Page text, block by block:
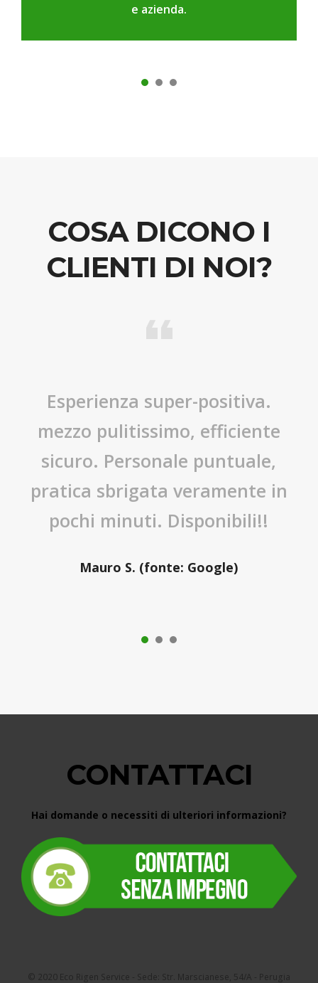
e azienda.
COSA DICONO I
CLIENTI DI NOI?
Esperienza super-positiva.
mezzo pulitissimo, efficiente
sicuro. Personale puntuale,
pratica sbrigata veramente in
pochi minuti. Disponibili!!
Mauro S. (fonte: Google)
CONTATTACI
Hai domande o necessiti di ulteriori informazioni?
© 2020 Eco Rigen Service - Sede: Str. Marscianese, 54/A - Perugia